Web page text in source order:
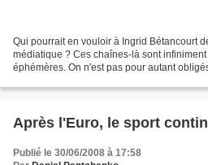
Qui pourrait en vouloir à Ingrid Bétancourt
médiatique ? Ces chaînes-là sont
éphémères. On n'est pas pour autant
Après l'Euro, le sport
Publié le 30/06/2008 à 17:58